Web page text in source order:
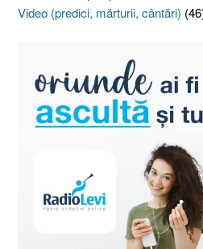
Video (predici, mărturii, cântări)